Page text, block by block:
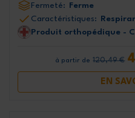
Fermeté: Ferme
Caractéristiques:
Produit orthopédique -
à partir de 120,49 €
EN